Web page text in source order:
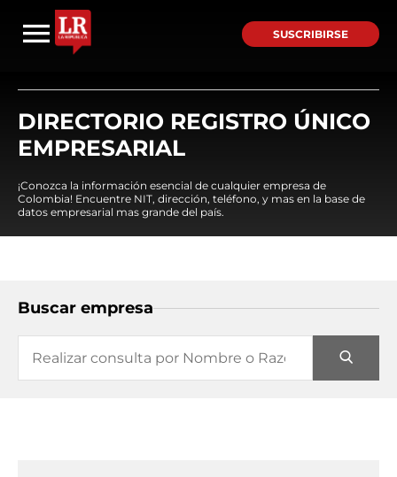
SUSCRIBIRSE
DIRECTORIO REGISTRO ÚNICO
EMPRESARIAL
¡Conozca la información esencial de cualquier empresa de
Colombia! Encuentre NIT, dirección, teléfono, y mas en la base de
datos empresarial mas grande del país.
Buscar empresa